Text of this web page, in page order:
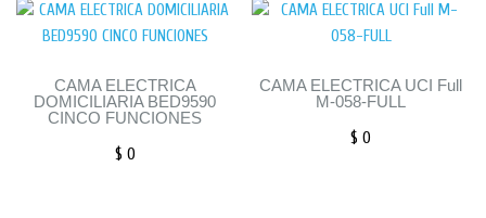
CAMA ELECTRICA
DOMICILIARIA BED9590
CINCO FUNCIONES
$ 0
CAMA ELECTRICA UCI Full
M-058-FULL
$ 0